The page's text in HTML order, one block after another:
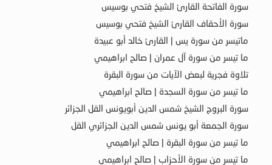
سورة الفاتحة القارئ الشيخ فتحي بوسيس
سورة الأحقاف القارئ الشيخ فتحي بوسيس
ماتيسر من سورة يس | القارئ خالد أبو عبيدة
ما تيسر من سورة آل عمران | صالح ابراهيمي
تلاوة فجرية لبعض الآيات من سورة البقرة
ما تيسر من سورة السجدة | صالح ابراهيمي
سورة البروج الشيخ شمس الدين أبويونس القل الجزائر
سورة الجمعة أبو يونس شمس الدين الجزائري القل
ما تيسر من سورة البقرة | صالح ابراهيمي
ما تيسر من سورة الأحزاب | صالح ابراهيمي